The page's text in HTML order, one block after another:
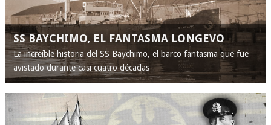
SS BAYCHIMO, EL FANTASMA LONGEVO
La increíble historia del SS Baychimo, el barco fantasma que fue
avistado durante casi cuatro décadas